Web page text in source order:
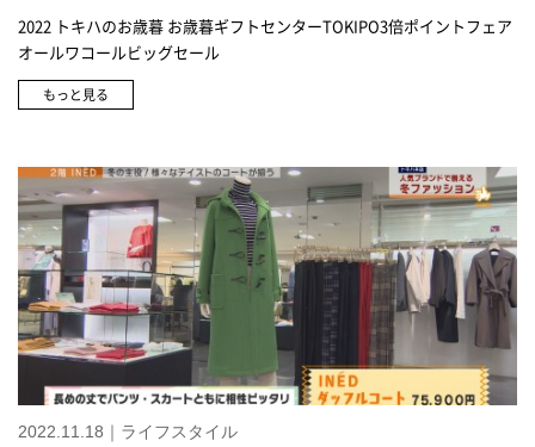
2022 トキハのお歳暮 お歳暮ギフトセンターTOKIPO3倍ポイントフェア
オールワコールビッグセール
もっと見る
2022.11.18｜ライフスタイル